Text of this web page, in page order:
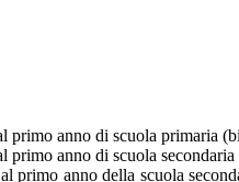
anno di scuola primaria
anno di scuola
primo anno della scuola